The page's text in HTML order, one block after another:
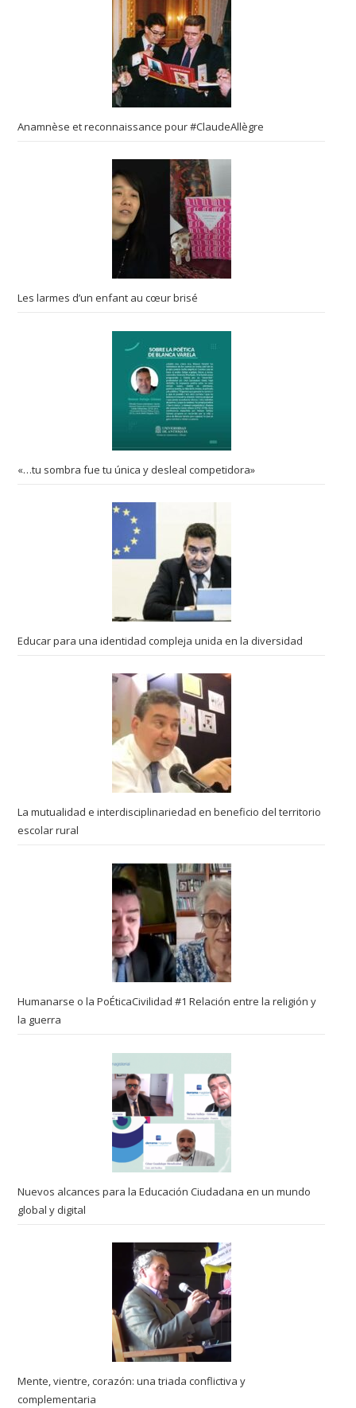
Anamnèse et reconnaissance pour #ClaudeAllègre
Les larmes d’un enfant au cœur brisé
«…tu sombra fue tu única y desleal competidora»
Educar para una identidad compleja unida en la diversidad
La mutualidad e interdisciplinariedad en beneficio del territorio
escolar rural
Humanarse o la PoÉticaCivilidad #1 Relación entre la religión y
la guerra
Nuevos alcances para la Educación Ciudadana en un mundo
global y digital
Mente, vientre, corazón: una triada conflictiva y
complementaria